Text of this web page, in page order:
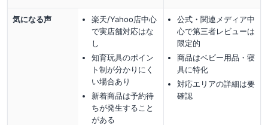
気になる声
楽天/Yahoo店中心
で実店舗対応はな
し
知育玩具のポイン
ト制が分かりにく
い場合あり
新着商品は予約待
ちが発生すること
がある
公式・関連メディア中
心で第三者レビューは
限定的
商品はベビー用品・寝
具に特化
対応エリアの詳細は要
確認